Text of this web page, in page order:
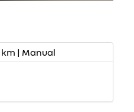
| Manual